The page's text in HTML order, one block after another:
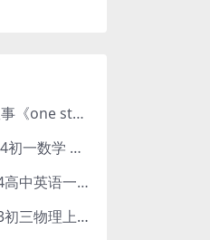
一天一个小故事《one story a day》初中版 百度网盘分享下载
初中数学 2024初一数学 朱韬数学 S班春季下 A+班春季下 百度云网盘
龙坚英语2024高中英语一轮系统班(全国卷+北京卷)
杨萌物理2023初三物理上秋季A+班(视频+讲义) 百度网盘分享